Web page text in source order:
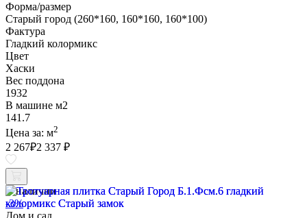
Форма/размер
Старый город (260*160, 160*160, 160*100)
Фактура
Гладкий колормикс
Цвет
Хаски
Вес поддона
1932
В машине м2
141.7
Цена за: м2
2 267₽2 337 ₽
В наличии
-3%